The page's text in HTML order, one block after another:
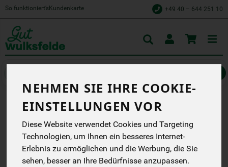
NEHMEN SIE IHRE COOKIE-
EINSTELLUNGEN VOR
Diese Website verwendet Cookies und Targeting
Technologien, um Ihnen ein besseres Internet-
Erlebnis zu ermöglichen und die Werbung, die Sie
sehen, besser an Ihre Bedürfnisse anzupassen.
So funktioniert’s Kundenkarte +49 40 – 644 251 10
CASHEW DATTEL RIEGEL
Fruchtriegel
Lubs
EG
Toggle
cart